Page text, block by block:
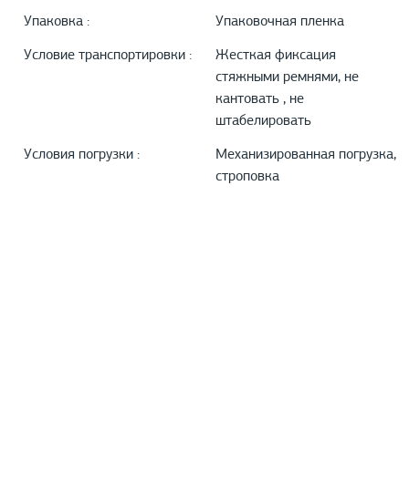
Упаковка : Упаковочная пленка
Условие транспортировки :
Жесткая фиксация
стяжными ремнями, не
кантовать , не
штабелировать
Условия погрузки :
Механизированная погрузка,
строповка